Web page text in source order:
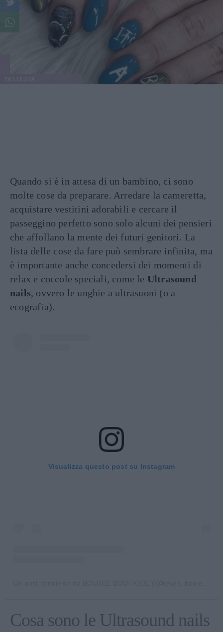
Quando si è in attesa di un bambino, ci sono
molte cose da preparare. Arredare la cameretta,
acquistare vestitini adorabili e cercare il
passeggino perfetto sono solo alcuni dei pensieri
che affollano la mente dei futuri genitori. La
lista delle cose da fare può sembrare infinita, ma
è importante anche concedersi dei momenti di
relax e coccole speciali, come le Ultrasound
nails, ovvero le unghie a ultrasuoni (o a
ecografia).
Visualizza questo post su Instagram
Cosa sono le Ultrasound nails